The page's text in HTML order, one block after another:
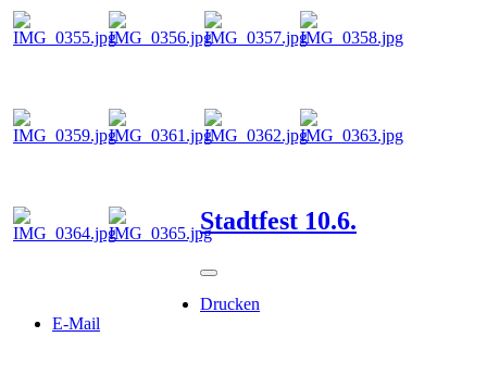
Stadtfest 10.6.
Drucken
E-Mail